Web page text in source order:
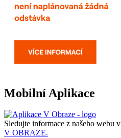
Mobilní Aplikace
Sledujte informace z našeho webu v
V OBRAZE.